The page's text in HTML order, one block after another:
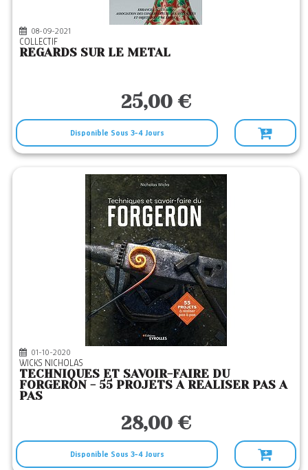
EYROLLES(3)
INFOLIO(1)
08-09-2021
COLLECTIF
REGARDS SUR LE METAL
25,00 €
Disponible Sous 3-4 Jours
01-10-2020
WICKS NICHOLAS
TECHNIQUES ET SAVOIR-FAIRE DU
FORGERON - 55 PROJETS A REALISER PAS A
PAS
28,00 €
Disponible Sous 3-4 Jours